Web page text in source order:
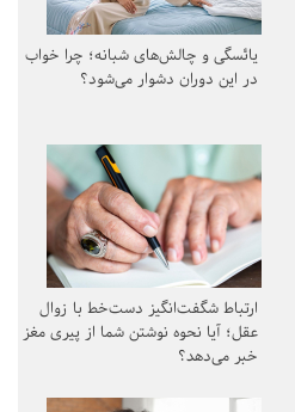
یائسگی و چالش‌های شبانه؛ چرا خواب
در این دوران دشوار می‌شود؟
ارتباط شگفت‌انگیز دست‌خط با زوال
عقل؛ آیا نحوه نوشتن شما از پیری مغز
خبر می‌دهد؟